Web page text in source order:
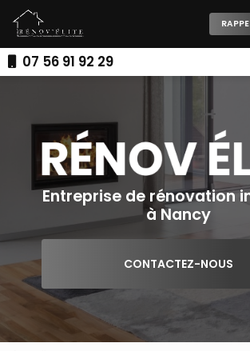
au
contenu
principal07 56 91 92 29
Entreprise de rénovation
à Nancy
CONTACTEZ-NOUS